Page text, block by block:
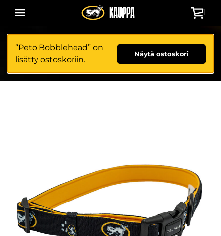
suoraan
sisältöön
1
“Peto Bobblehead” on
lisätty ostoskoriin.
Näytä ostoskori